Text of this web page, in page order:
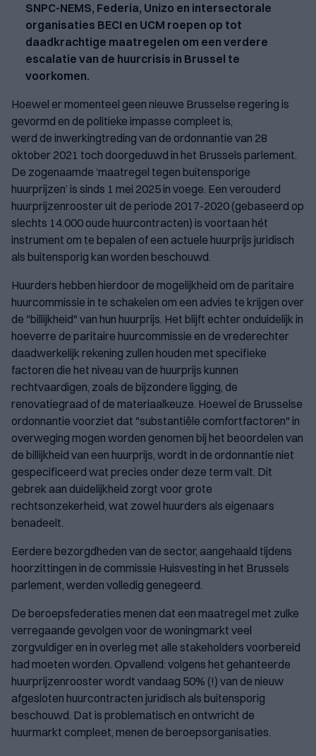
SNPC-NEMS, Federia, Unizo en intersectorale
organisaties BECI en UCM roepen op tot
daadkrachtige maatregelen om een verdere
escalatie van de huurcrisis in Brussel te
voorkomen.
Hoewel er momenteel geen nieuwe Brusselse regering is
gevormd en de politieke impasse compleet is,
werd de inwerkingtreding van de ordonnantie van 28
oktober 2021 toch doorgeduwd in het Brussels parlement.
De zogenaamde ‘maatregel tegen buitensporige
huurprijzen’ is sinds 1 mei 2025 in voege. Een verouderd
huurprijzenrooster uit de periode 2017-2020 (gebaseerd op
slechts 14.000 oude huurcontracten) is voortaan hét
instrument om te bepalen of een actuele huurprijs juridisch
als buitensporig kan worden beschouwd.
Huurders hebben hierdoor de mogelijkheid om de paritaire
huurcommissie in te schakelen om een advies te krijgen over
de "billijkheid" van hun huurprijs. Het blijft echter onduidelijk in
hoeverre de paritaire huurcommissie en de vrederechter
daadwerkelijk rekening zullen houden met specifieke
factoren die het niveau van de huurprijs kunnen
rechtvaardigen, zoals de bijzondere ligging, de
renovatiegraad of de materiaalkeuze. Hoewel de Brusselse
ordonnantie voorziet dat "substantiële comfortfactoren" in
overweging mogen worden genomen bij het beoordelen van
de billijkheid van een huurprijs, wordt in de ordonnantie niet
gespecificeerd wat precies onder deze term valt. Dit
gebrek aan duidelijkheid zorgt voor grote
rechtsonzekerheid, wat zowel huurders als eigenaars
benadeelt.
Eerdere bezorgdheden van de sector, aangehaald tijdens
hoorzittingen in de commissie Huisvesting in het Brussels
parlement, werden volledig genegeerd.
De beroepsfederaties menen dat een maatregel met zulke
verregaande gevolgen voor de woningmarkt veel
zorgvuldiger en in overleg met alle stakeholders voorbereid
had moeten worden. Opvallend: volgens het gehanteerde
huurprijzenrooster wordt vandaag 50% (!) van de nieuw
afgesloten huurcontracten juridisch als buitensporig
beschouwd. Dat is problematisch en ontwricht de
huurmarkt compleet, menen de beroepsorganisaties.